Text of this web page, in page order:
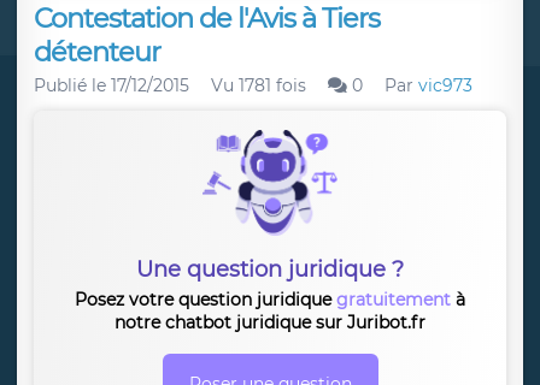
Contestation de l'Avis à Tiers
détenteur
Publié le 17/12/2015 Vu 1781 fois 0 Par vic973
Une question juridique ?
Posez votre question juridiquegratuitement à
notre chatbot juridique sur Juribot.fr